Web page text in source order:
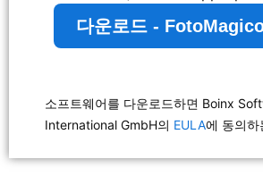
다운로드 -
소프트웨어를 다운로드하면 Boinx
International GmbH의 EULA에 동의하